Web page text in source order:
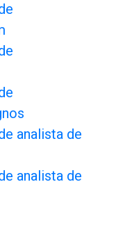
analista de
analista de